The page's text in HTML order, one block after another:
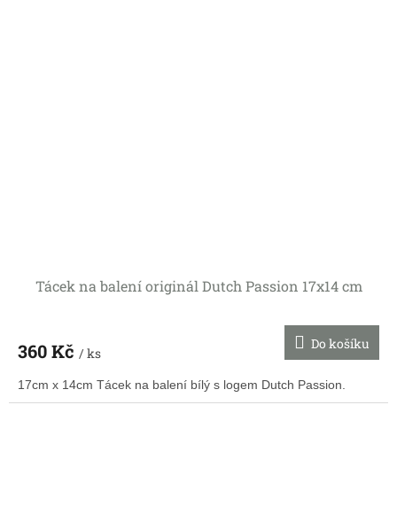
Tácek na balení originál Dutch Passion 17x14 cm
360 Kč / ks
Do košíku
17cm x 14cm Tácek na balení bílý s logem Dutch Passion.